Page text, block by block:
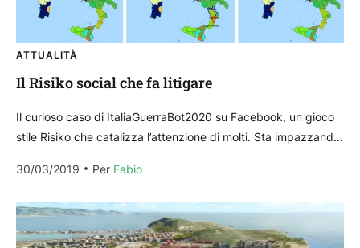
ATTUALITÀ
Il Risiko social che fa litigare
Il curioso caso di ItaliaGuerraBot2020 su Facebook, un gioco
stile Risiko che catalizza l’attenzione di molti. Sta impazzando
30/03/2019
Per Fabio